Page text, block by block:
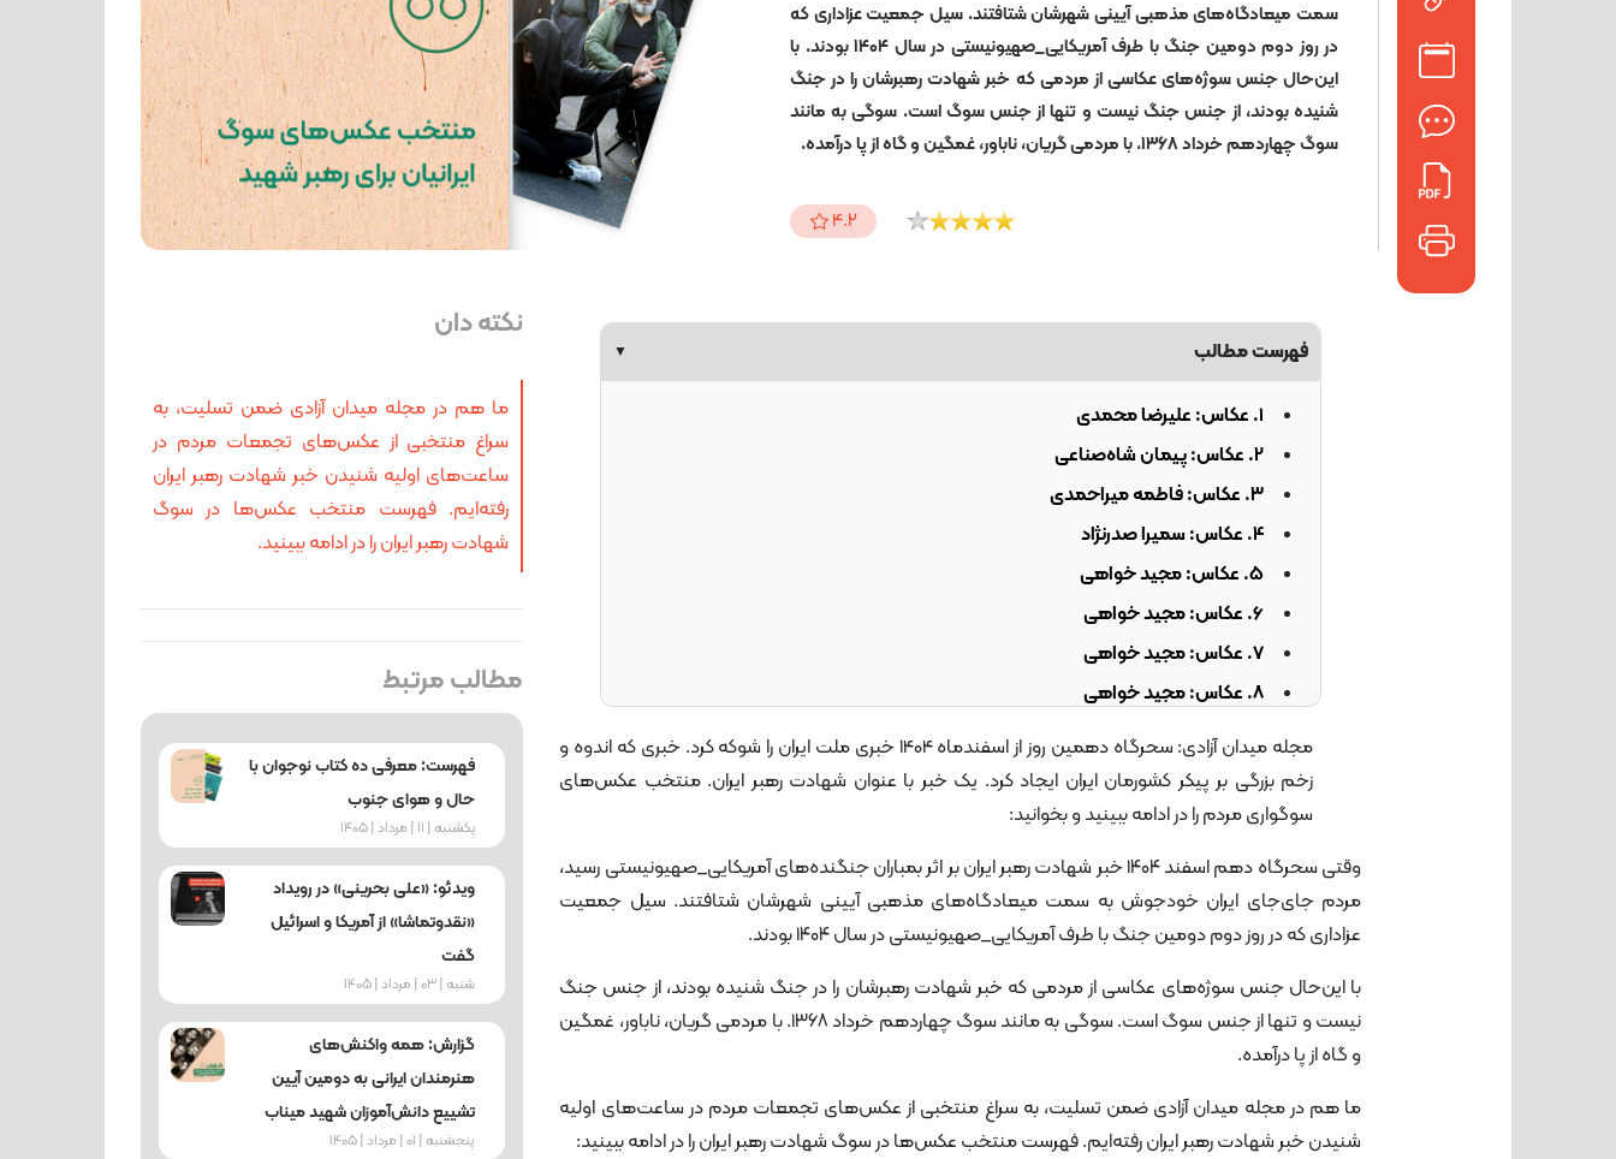
سمت میعادگاه‌های مذهبی آیینی شهرشان شتافتند. سیل جمعیت عزاداری که
در روز دوم دومین جنگ با طرف آمریکایی_صهیونیستی در سال ۱۴۰۴ بودند. با
این‌حال جنس سوژه‌های عکاسی از مردمی که خبر شهادت رهبرشان را در جنگ
شنیده بودند، از جنس جنگ نیست و تنها از جنس سوگ است. سوگی به مانند
سوگ چهاردهم خرداد ۱۳۶۸. با مردمی گریان، ناباور، غمگین و گاه از پا درآمده.
4.2
فهرست مطالب ▼
1. عکاس: علیرضا محمدی
2. عکاس: پیمان شاه‌صناعی
3. عکاس: فاطمه میراحمدی
4. عکاس: سمیرا صدرنژاد
5. عکاس: مجید خواهی
6. عکاس: مجید خواهی
7. عکاس: مجید خواهی
8. عکاس: مجید خواهی
10. عکاس: مجید خواهی
11. عکاس: مجید خواهی
13. عکاس: علیرضا معصومی
14. عکاس: علیرضا معصومی
مجله میدان آزادی: سحرگاه دهمین روز از اسفندماه 1404 خبری ملت ایران را شوکه کرد. خبری که اندوه و
زخم بزرگی بر پیکر کشورمان ایران ایجاد کرد. یک خبر با عنوان شهادت رهبر ایران. منتخب عکس‌های
سوگواری مردم را در ادامه ببینید و بخوانید:
وقتی سحرگاه دهم اسفند ۱۴۰۴ خبر شهادت رهبر ایران بر اثر بمباران جنگنده‌های آمریکایی_صهیونیستی رسید،
مردم جای‌جای ایران خودجوش به سمت میعادگاه‌های مذهبی آیینی شهرشان شتافتند. سیل جمعیت
عزاداری که در روز دوم دومین جنگ با طرف آمریکایی_صهیونیستی در سال ۱۴۰۴ بودند.
با این‌حال جنس سوژه‌های عکاسی از مردمی که خبر شهادت رهبرشان را در جنگ شنیده بودند، از جنس جنگ
نیست و تنها از جنس سوگ است. سوگی به مانند سوگ چهاردهم خرداد ۱۳۶۸. با مردمی گریان، ناباور، غمگین
و گاه از پا درآمده.
ما هم در مجله میدان آزادی ضمن تسلیت، به سراغ منتخبی از عکس‌های تجمعات مردم در ساعت‌های اولیه
شنیدن خبر شهادت رهبر ایران رفته‌ایم. فهرست منتخب عکس‌ها در سوگ شهادت رهبر ایران را در ادامه ببینید:
نکته دان
ما هم در مجله میدان آزادی ضمن تسلیت، به
سراغ منتخبی از عکس‌های تجمعات مردم در
ساعت‌های اولیه شنیدن خبر شهادت رهبر ایران
رفته‌ایم. فهرست منتخب عکس‌ها در سوگ
شهادت رهبر ایران را در ادامه ببینید.
مطالب مرتبط
فهرست: معرفی ده کتاب نوجوان با
حال و هوای جنوب
یکشنبه | 11 | مرداد | 1405
ویدئو: «علی بحرینی» در رویداد
«نقدوتماشا» از آمریکا و اسرائیل
گفت
شنبه | 03 | مرداد | 1405
گزارش: همه واکنش‌های
هنرمندان ایرانی به دومین آیین
تشییع دانش‌آموزان شهید میناب
پنجشنبه | 01 | مرداد | 1405